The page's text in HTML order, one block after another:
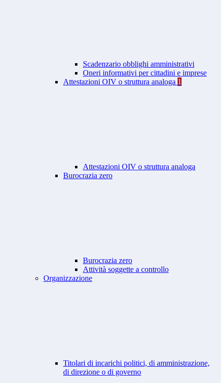
Scadenzario obblighi amministrativi
Oneri informativi per cittadini e imprese
Attestazioni OIV o struttura analoga 1
Attestazioni OIV o struttura analoga
Burocrazia zero
Burocrazia zero
Attività soggette a controllo
Organizzazione
Titolari di incarichi politici, di amministrazione,
di direzione o di governo